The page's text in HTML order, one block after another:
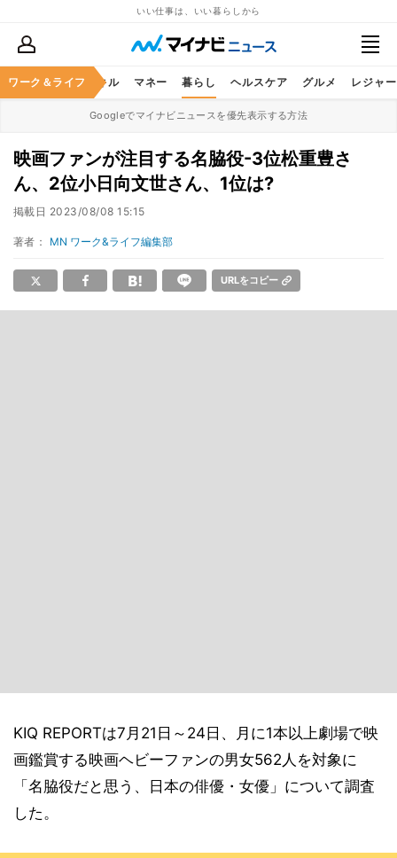
いい仕事は、いい暮らしから
ワーク＆ライフ
ア ビジネススキル マネー 暮らし ヘルスケア グルメ レジャー
Googleでマイナビニュースを優先表示する方法
映画ファンが注目する名脇役-3位松重豊さ
ん、2位小日向文世さん、1位は?
掲載日 2023/08/08 15:15
著者： MN ワーク&ライフ編集部
URLをコピー
KIQ REPORTは7月21日～24日、月に1本以上劇場で映
画鑑賞する映画ヘビーファンの男女562人を対象に
「名脇役だと思う、日本の俳優・女優」について調査
した。